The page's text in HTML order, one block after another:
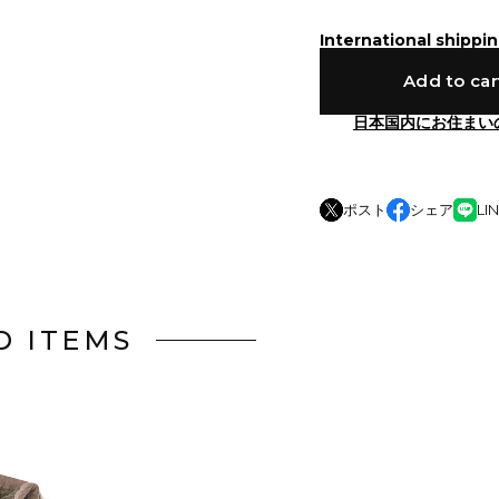
International
Add to
日本国内にお住まい
ポスト シェア
ITEMS